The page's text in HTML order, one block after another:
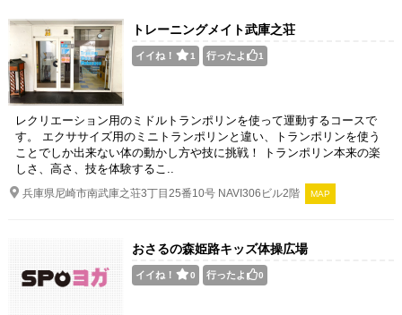
トレーニングメイト武庫之荘
イイね！ 1 行ったよ 1
レクリエーション用のミドルトランポリンを使って運動するコースで
す。 エクササイズ用のミニトランポリンと違い、トランポリンを使う
ことでしか出来ない体の動かし方や技に挑戦！ トランポリン本来の楽
しさ、高さ、技を体験するこ..
兵庫県尼崎市南武庫之荘3丁目25番10号 NAVI306ビル2階 MAP
おさるの森姫路キッズ体操広場
イイね！ 0 行ったよ 0